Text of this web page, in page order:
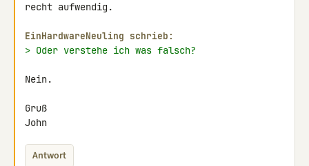
recht aufwendig.
EinHardwareNeuling schrieb:
> Oder verstehe ich was falsch?
Nein.
Gruß
John
Antwort